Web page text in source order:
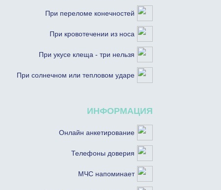
При переломе конечностей
При кровотечении из носа
При укусе клеща - три нельзя
При солнечном или тепловом ударе
ИНФОРМАЦИЯ
Онлайн анкетирование
Телефоны доверия
МЧС напоминает